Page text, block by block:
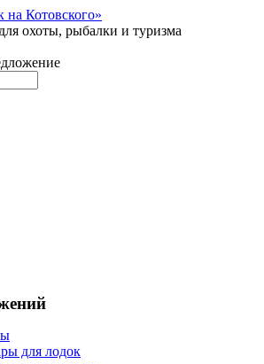
охоты, рыбалки и туризма
для лодок